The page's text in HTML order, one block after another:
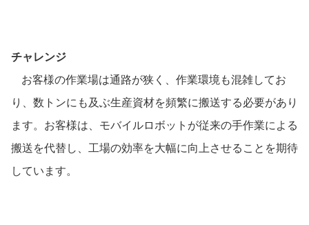
チャレンジ
お客様の作業場は通路が狭く、作業環境も混雑してお
り、数トンにも及ぶ生産資材を頻繁に搬送する必要があり
ます。お客様は、モバイルロボットが従来の手作業による
搬送を代替し、工場の効率を大幅に向上させることを期待
しています。